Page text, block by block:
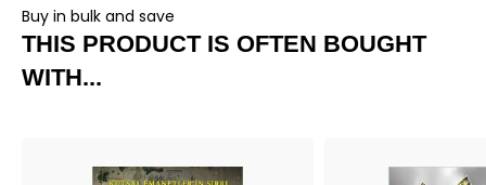
Buy in bulk and save
THIS PRODUCT IS OFTEN BOUGHT
WITH...